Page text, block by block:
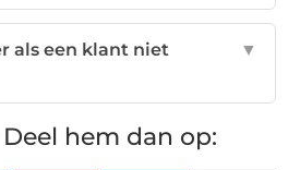
als een klant niet
▼
hem dan op: